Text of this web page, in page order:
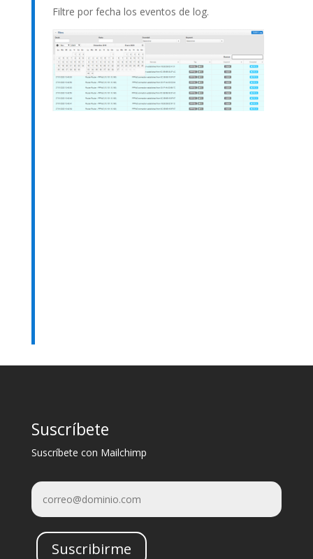
Filtre por fecha los eventos de log.
Suscríbete
Suscríbete con Mailchimp
Suscribirme